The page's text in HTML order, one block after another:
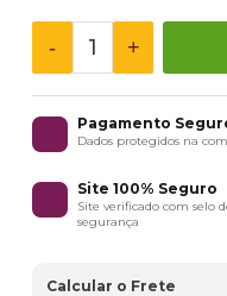
- +
Pagamento
Dados protegidos na
Site 100% Seguro
Site verificado com selo
segurança
Calcular o Frete